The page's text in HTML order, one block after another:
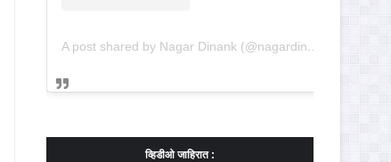
A post shared by Nagar Dinank (@nagardinank)
व्हिडीओ जाहिरात :